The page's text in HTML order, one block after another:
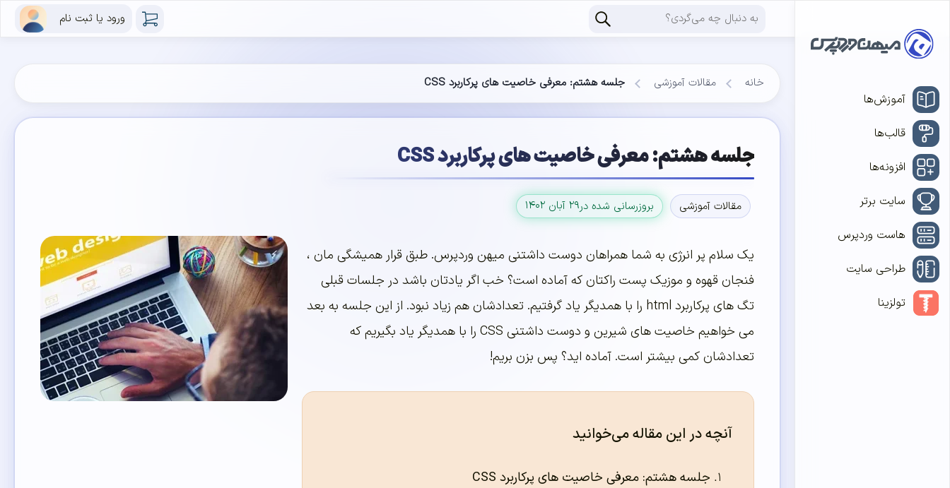
ورود یا ثبت نام
آموزش‌ها
قالب‌ها
افزونه‌ها
سایت برتر
هاست وردپرس
طراحی سایت
تولزینا
خانه مقالات آموزشی جلسه هشتم: معرفی خاصیت های پرکاربرد CSS
جلسه هشتم: معرفی خاصیت های پرکاربرد CSS
مقالات آموزشی بروزرسانی شده در۲۹ آبان ۱۴۰۲
یک سلام پر انرژی به شما همراهان دوست داشتنی میهن وردپرس. طبق قرار همیشگی مان ،
فنجان قهوه و موزیک پست راکتان که آماده است؟ خب اگر یادتان باشد در جلسات قبلی
تگ های پرکاربرد html را با همدیگر یاد گرفتیم. تعدادشان هم زیاد نبود. از این جلسه به بعد
می خواهیم خاصیت های شیرین و دوست داشتنی CSS را با همدیگر یاد بگیریم که
تعدادشان کمی بیشتر است. آماده اید؟ پس بزن بریم!
آنچه در این مقاله می‌خوانید
جلسه هشتم: معرفی خاصیت های پرکاربرد CSS